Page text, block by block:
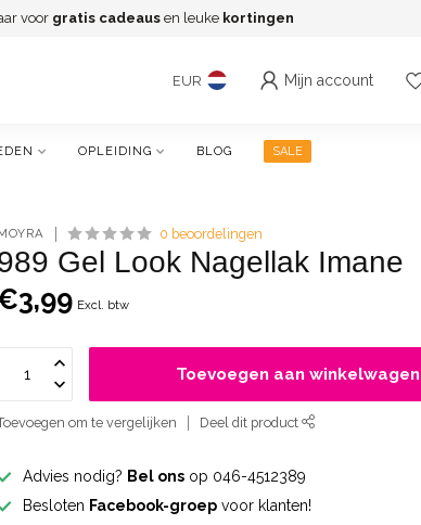
voor gratis cadeaus en leuke kortingen
EUR Mijn account
OPLEIDING BLOG SALE
0 beoordelingen
Gel Look Nagellak Imane
Excl. btw
Toevoegen aan winkelwagen
om te vergelijken Deel dit product
Advies nodig? Bel ons op 046-4512389
Besloten Facebook-groep voor klanten!